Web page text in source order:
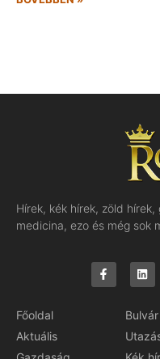
Hírek, kék hírek, zöld
medicina, ezo és még sok
Főoldal
Aktuális
Bulvár